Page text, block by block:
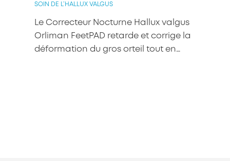
SOIN DE L’HALLUX VALGUS
Le Correcteur Nocturne Hallux valgus
Orliman FeetPAD retarde et corrige la
déformation du gros orteil tout en…